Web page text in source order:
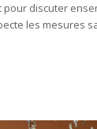
pour discuter
les mesures